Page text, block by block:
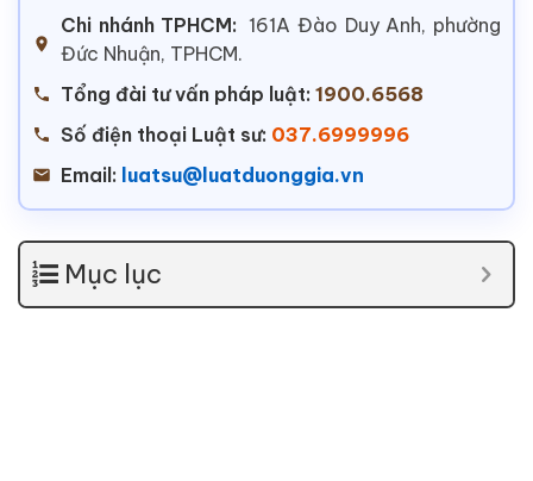
Chi nhánh TPHCM: 161A Đào Duy Anh, phường
Đức Nhuận, TPHCM.
Tổng đài tư vấn pháp luật: 1900.6568
Số điện thoại Luật sư: 037.6999996
Email: luatsu@luatduonggia.vn
Mục lục